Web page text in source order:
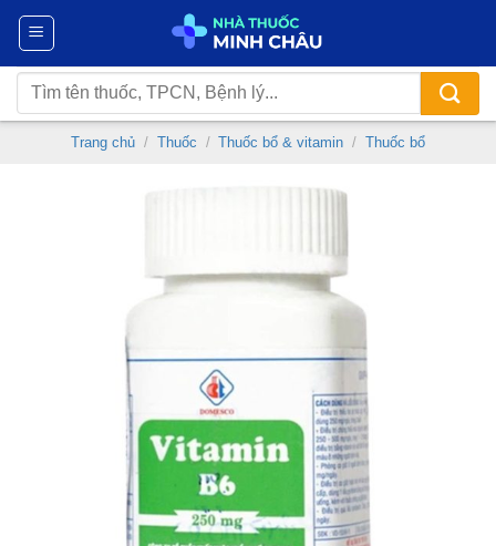
Chuyển
nội
dung
Tìm
kiếm:
Trang chủ / Thuốc / Thuốc bổ & vitamin / Thuốc bổ